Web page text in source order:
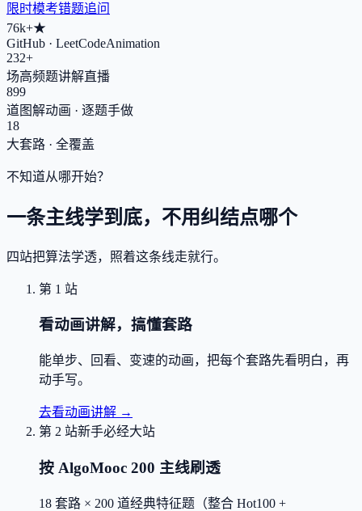
限时模考错题追问
76k+★
GitHub · LeetCodeAnimation
232+
场高频题讲解直播
899
道图解动画 · 逐题手做
18
大套路 · 全覆盖
不知道从哪开始？
一条主线学到底，不用纠结点哪个
四站把算法学透，照着这条线走就行。
第 1 站
看动画讲解，搞懂套路
能单步、回看、变速的动画，把每个套路先看明白，再
动手写。
去看动画讲解 →
第 2 站新手必经大站
按 AlgoMooc 200 主线刷透
18 套路 × 200 道经典特征题（整合 Hot100 +